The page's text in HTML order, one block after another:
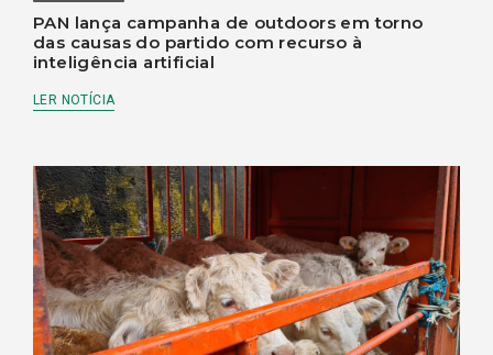
PAN lança campanha de outdoors em torno
das causas do partido com recurso à
inteligência artificial
LER NOTÍCIA